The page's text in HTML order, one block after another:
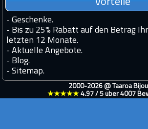
Vorteile
- Geschenke.
- Bis zu 25% Rabatt auf den Betrag
letzten 12 Monate.
- Aktuelle Angebote.
- Blog.
- Sitemap.
2000-2026 @ Taaroa
★★★★★ 4.97 / 5 über 4007